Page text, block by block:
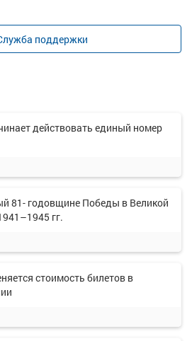
поддержки
действовать единый номер
81- годовщине Победы в Великой
гг.
стоимость билетов в